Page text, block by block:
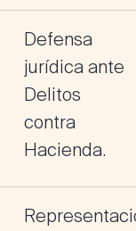
Defensa
jurídica ante
Delitos
contra
Hacienda.